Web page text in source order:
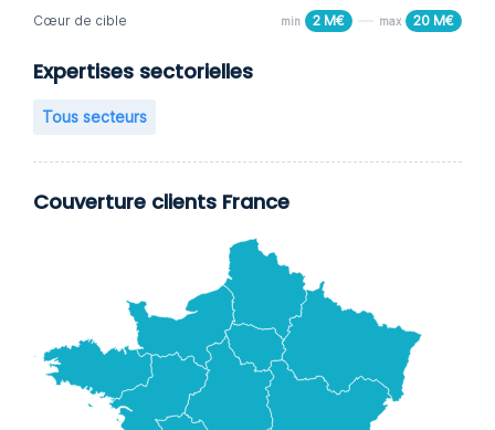
Cœur de cible min 2 M€ max 20 M€
Expertises sectorielles
Tous secteurs
Couverture clients France